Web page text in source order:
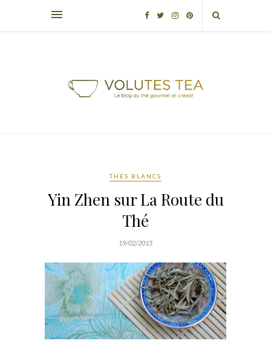
THÉS BLANCS
Yin Zhen sur La Route du
Thé
19/02/2015